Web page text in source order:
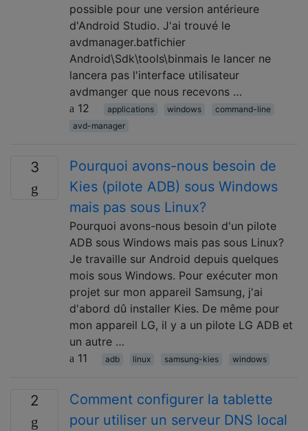
possible pour une version antérieure
d'Android Studio. J'ai trouvé le
avdmanager.batfichier
Android\Sdk\tools\binmais le lancer ne
lancera pas l'interface utilisateur
avdmanger que nous recevons …
12
applications windows
command-line
avd-manager
3
Pourquoi avons-nous besoin de
Kies (pilote ADB) sous Windows
mais pas sous Linux?
Pourquoi avons-nous besoin d'un pilote
ADB sous Windows mais pas sous Linux?
Je travaille sur Android depuis quelques
mois sous Windows. Pour exécuter mon
projet sur mon appareil Samsung, j'ai
d'abord dû installer Kies. De même pour
mon appareil LG, il y a un pilote LG ADB et
un autre …
11
adb linux samsung-kies windows
2
Comment configurer la tablette
pour utiliser un serveur DNS local